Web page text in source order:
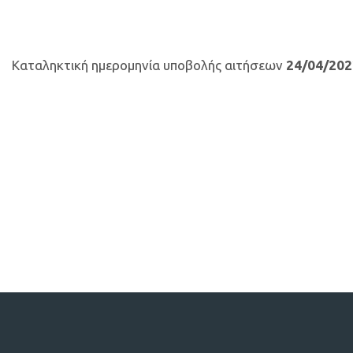
Καταληκτική ημερομηνία υποβολής αιτήσεων 24/04/